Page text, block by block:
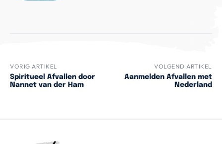
VORIG ARTIKEL
Spiritueel Afvallen door
Nannet van der Ham
VOLGEND ARTIKEL
Aanmelden Afvallen met
Nederland